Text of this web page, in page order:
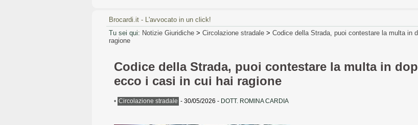
Brocardi.it - L'avvocato in un click!
Tu sei qui: Notizie Giuridiche > Circolazione stradale > Codice della Strada, puoi contestare la multa in
ragione
Codice della Strada, puoi contestare la multa in
ecco i casi in cui hai ragione
• Circolazione stradale - 30/05/2026 - DOTT. ROMINA CARDIA